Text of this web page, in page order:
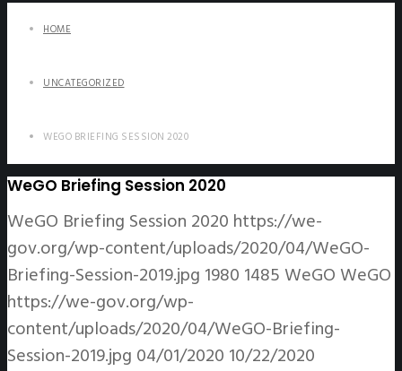
HOME
UNCATEGORIZED
WEGO BRIEFING SESSION 2020
WeGO Briefing Session 2020
WeGO Briefing Session 2020 https://we-
gov.org/wp-content/uploads/2020/04/WeGO-
Briefing-Session-2019.jpg 1980 1485 WeGO WeGO
https://we-gov.org/wp-
content/uploads/2020/04/WeGO-Briefing-
Session-2019.jpg 04/01/2020 10/22/2020